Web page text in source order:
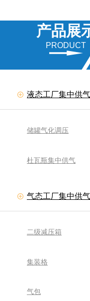
产品展
PRODUCT
液态工厂集中供气
储罐气化调压
杜瓦瓶集中供气
气态工厂集中供气
二级减压箱
集装格
气包